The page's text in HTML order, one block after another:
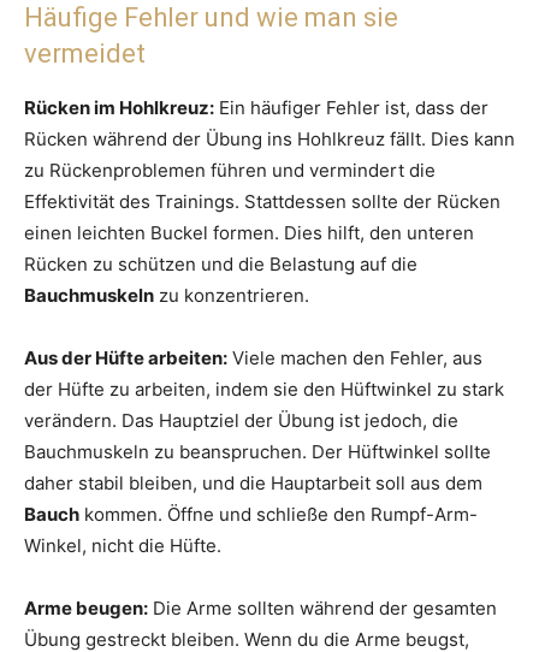
Häufige Fehler und wie man sie
vermeidet
Rücken im Hohlkreuz: Ein häufiger Fehler ist, dass der
Rücken während der Übung ins Hohlkreuz fällt. Dies kann
zu Rückenproblemen führen und vermindert die
Effektivität des Trainings. Stattdessen sollte der Rücken
einen leichten Buckel formen. Dies hilft, den unteren
Rücken zu schützen und die Belastung auf die
Bauchmuskeln zu konzentrieren.
Aus der Hüfte arbeiten: Viele machen den Fehler, aus
der Hüfte zu arbeiten, indem sie den Hüftwinkel zu stark
verändern. Das Hauptziel der Übung ist jedoch, die
Bauchmuskeln zu beanspruchen. Der Hüftwinkel sollte
daher stabil bleiben, und die Hauptarbeit soll aus dem
Bauch kommen. Öffne und schließe den Rumpf-Arm-
Winkel, nicht die Hüfte.
Arme beugen: Die Arme sollten während der gesamten
Übung gestreckt bleiben. Wenn du die Arme beugst,